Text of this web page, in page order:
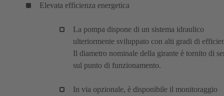
Elevata efficienza energetica
La pompa dispone di un sistema idraulico
ulteriormente sviluppato con alti gradi di
Il diametro nominale della girante è tornito di
sul punto di funzionamento.
In via opzionale, è disponibile il monitoraggio